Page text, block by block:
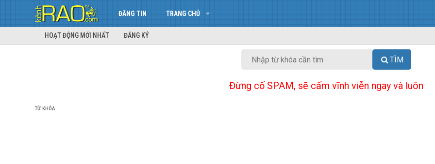
ĐĂNG TIN TRANG CHỦ
HOẠT ĐỘNG MỚI NHẤT ĐĂNG KÝ
TÌM
Đừng cố SPAM, sẽ cấm vĩnh viễn ngay và luôn
TỪ KHÓA